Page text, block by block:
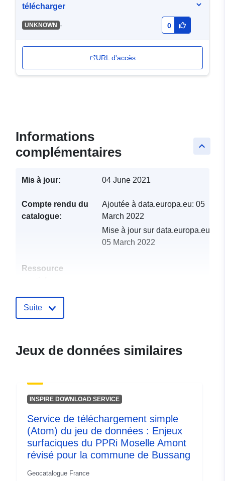
télécharger
UNKNOWN - 0
URL d'accès
keyboard_arrow_up
Informations
complémentaires
Mis à jour: 04 June 2021
Compte rendu du
catalogue:
Ajoutée à data.europa.eu: 05
March 2022
Mise à jour sur data.europa.eu:
05 March 2022
Ressource
Identificateurs:
0039-4ff5-afe4-
120066022-srv-975718e1-67e0-
48c2-93c4-9930020f21c2
Type:
Ressource:
http://inspire.ec.europa.eu/
codelist/SpatialDataServiceType/
Suite
Jeux de données similaires
INSPIRE DOWNLOAD SERVICE
Service de téléchargement simple
(Atom) du jeu de données : Enjeux
surfaciques du PPRi Moselle Amont
révisé pour la commune de Bussang
Geocatalogue France